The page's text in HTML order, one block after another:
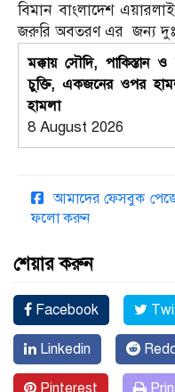
বিমান বাংলাদেশ
জরুরি অবতরণ এর জন্য
মক্কায় সৌদি, পাকিস্তান ও
চুক্তি, একজনের ওপর
হামলা
8 August 2026
আমাদের ফেসবুক
ফলো করুন
শেয়ার করুন
Facebook
Linkedin